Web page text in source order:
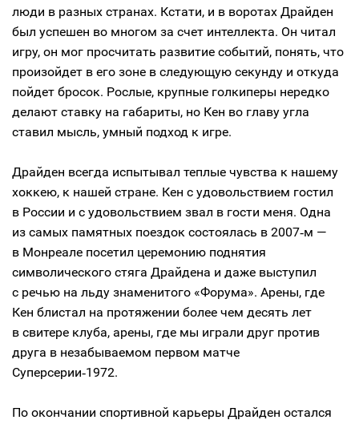
люди в разных странах. Кстати, и в воротах Драйден
был успешен во многом за счет интеллекта. Он читал
игру, он мог просчитать развитие событий, понять, что
произойдет в его зоне в следующую секунду и откуда
пойдет бросок. Рослые, крупные голкиперы нередко
делают ставку на габариты, но Кен во главу угла
ставил мысль, умный подход к игре.
Драйден всегда испытывал теплые чувства к нашему
хоккею, к нашей стране. Кен с удовольствием гостил
в России и с удовольствием звал в гости меня. Одна
из самых памятных поездок состоялась в 2007‑м —
в Монреале посетил церемонию поднятия
символического стяга Драйдена и даже выступил
с речью на льду знаменитого «Форума». Арены, где
Кен блистал на протяжении более чем десять лет
в свитере клуба, арены, где мы играли друг против
друга в незабываемом первом матче
Суперсерии‑1972.
По окончании спортивной карьеры Драйден остался